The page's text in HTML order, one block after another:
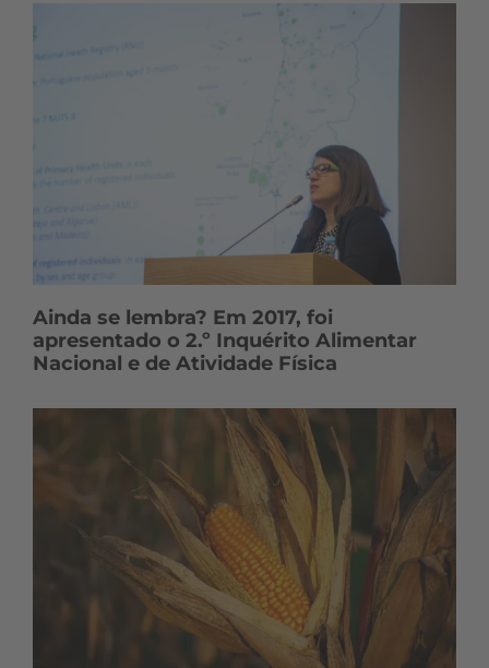
Ainda se lembra? Em 2017, foi
apresentado o 2.º Inquérito Alimentar
Nacional e de Atividade Física